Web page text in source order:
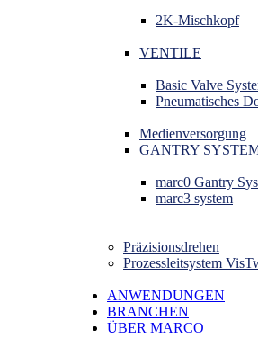
2K-Mischkopf
VENTILE
Basic Valve
Pneumatisches
Medienversorgung
GANTRY
marc0 Gantry
marc3 system
Präzisionsdrehen
Prozessleitsystem
ANWENDUNGEN
BRANCHEN
ÜBER MARCO